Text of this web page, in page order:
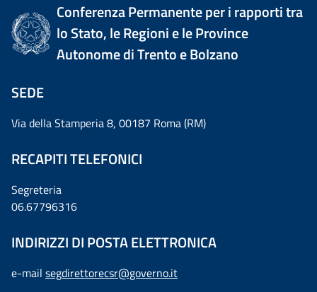
Conferenza Permanente per i rapporti tra
lo Stato, le Regioni e le Province
Autonome di Trento e Bolzano
SEDE
Via della Stamperia 8, 00187 Roma (RM)
RECAPITI TELEFONICI
Segreteria
06.67796316
INDIRIZZI DI POSTA ELETTRONICA
e-mail segdirettorecsr@governo.it